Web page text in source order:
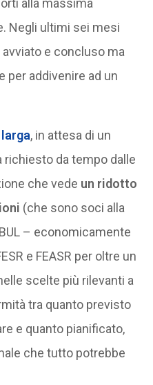
alla massima
Negli ultimi sei mesi
e concluso ma
per addivenire ad un
, in attesa di un
richiesto da tempo dalle
che vede un ridotto
(che sono soci alla
– economicamente
e FEASR per oltre un
scelte più rilevanti a
tra quanto previsto
e quanto pianificato,
che tutto potrebbe